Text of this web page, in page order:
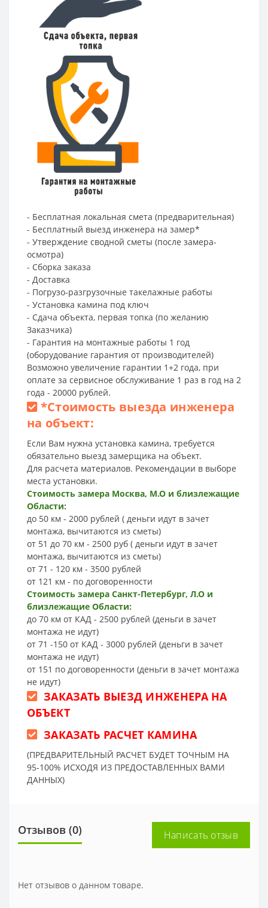
- Бесплатная локальная смета (предварительная)
- Бесплатный выезд инженера на замер*
- Утверждение сводной сметы (после замера-
осмотра)
- Сборка заказа
- Доставка
- Погрузо-разгрузочные такелажные работы
- Установка камина под ключ
- Сдача объекта, первая топка (по желанию
Заказчика)
- Гарантия на монтажные работы 1 год
(оборудование гарантия от производителей)
Возможно увеличение гарантии 1+2 года, при
оплате за сервисное обслуживание 1 раз в год на 2
года - 20000 рублей.
*Стоимость выезда инженера
на объект:
Если Вам нужна установка камина, требуется
обязательно выезд замерщика на объект.
Для расчета материалов. Рекомендации в выборе
места установки.
Стоимость замера Москва, М.О и близлежащие
Области:
до 50 км - 2000 рублей ( деньги идут в зачет
монтажа, вычитаются из сметы)
от 51 до 70 км - 2500 руб ( деньги идут в зачет
монтажа, вычитаются из сметы)
от 71 - 120 км - 3500 рублей
от 121 км - по договоренности
Стоимость замера Санкт-Петербург, Л.О и
близлежащие Области:
до 70 км от КАД - 2500 рублей (деньги в зачет
монтажа не идут)
от 71 -150 от КАД - 3000 рублей (деньги в зачет
монтажа не идут)
от 151 по договоренности (деньги в зачет монтажа
не идут)
ЗАКАЗАТЬ ВЫЕЗД ИНЖЕНЕРА НА
ОБЪЕКТ
ЗАКАЗАТЬ РАСЧЕТ КАМИНА
(ПРЕДВАРИТЕЛЬНЫЙ РАСЧЕТ БУДЕТ ТОЧНЫМ НА
95-100% ИСХОДЯ ИЗ ПРЕДОСТАВЛЕННЫХ ВАМИ
ДАННЫХ)
Отзывов (0) Написать отзыв
Нет отзывов о данном товаре.